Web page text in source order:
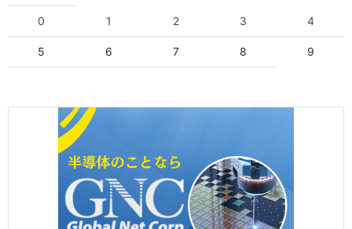
0 1 2 3 4
5 6 7 8 9